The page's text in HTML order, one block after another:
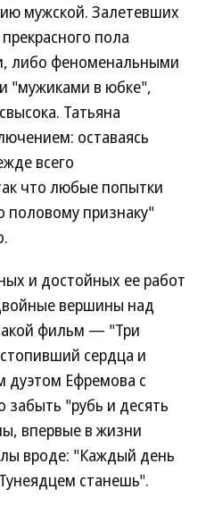
мужской. Залетевших
пола
либо феноменальными
"мужиками в юбке",
Татьяна
оставаясь
всего
что любые попытки
половому признаку"
и достойных ее работ
вершины над
фильм — "Три
сердца и
дуэтом Ефремова с
"рубь и десять
впервые в жизни
вроде: "Каждый день
станешь".